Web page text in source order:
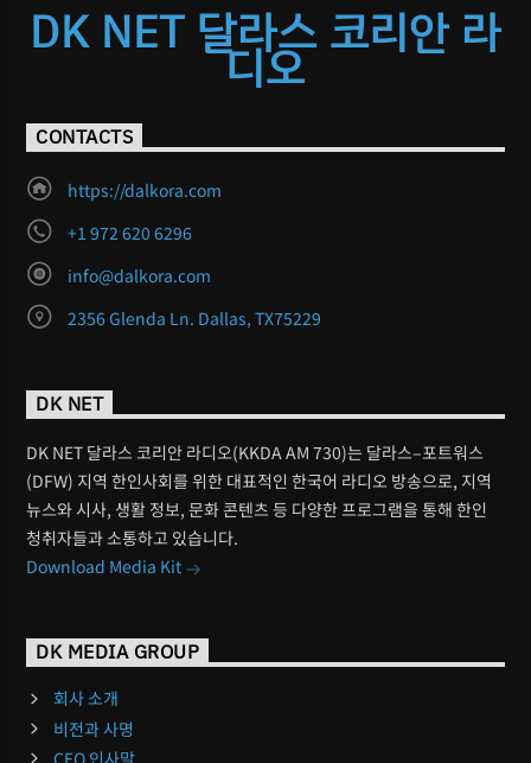
DK NET 달라스 코리안 라
디오
CONTACTS
https://dalkora.com
+1 972 620 6296
info@dalkora.com
2356 Glenda Ln. Dallas, TX75229
DK NET
DK NET 달라스 코리안 라디오(KKDA AM 730)는 달라스–포트워스
(DFW) 지역 한인사회를 위한 대표적인 한국어 라디오 방송으로, 지역
뉴스와 시사, 생활 정보, 문화 콘텐츠 등 다양한 프로그램을 통해 한인
청취자들과 소통하고 있습니다.
Download Media Kit
DK MEDIA GROUP
회사 소개
비전과 사명
CEO 인사말